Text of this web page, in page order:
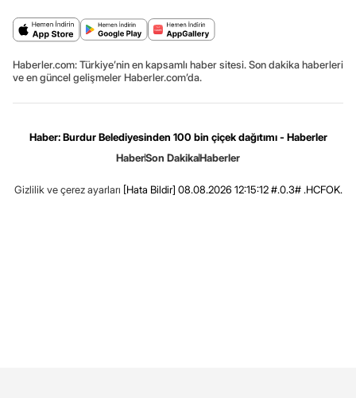
Haberler.com: Türkiye’nin en kapsamlı haber sitesi. Son dakika haberleri
ve en güncel gelişmeler Haberler.com’da.
Haber: Burdur Belediyesinden 100 bin çiçek dağıtımı - Haberler
HaberSon DakikaHaberler
Gizlilik ve çerez ayarları [Hata Bildir] 08.08.2026 12:15:12 #.0.3# .HCFOK.